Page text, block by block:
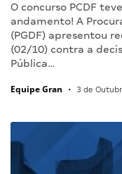
O concurso PCDF
andamento! A
(PGDF) apresentou
(02/10) contra a
Pública…
Equipe Gran • 3 de